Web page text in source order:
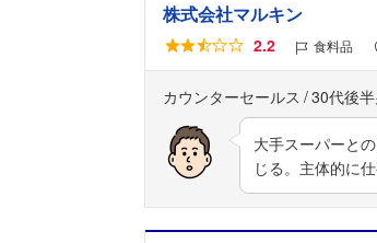
株式会社マルキン
2.2 食料品
カウンターセールス 30代後
大手スーパーと
じる。主体的に